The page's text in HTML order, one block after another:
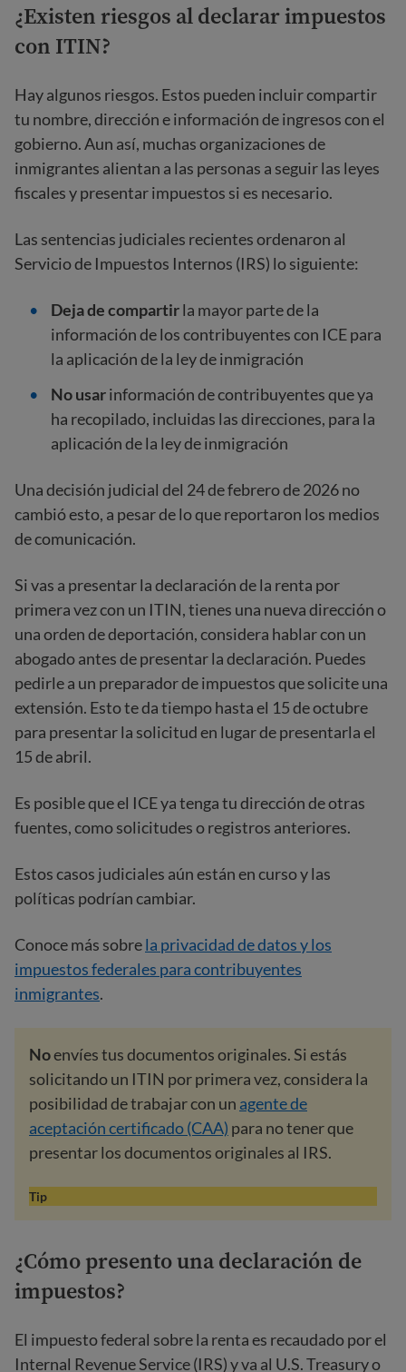
¿Existen riesgos al declarar impuestos
con ITIN?
Hay algunos riesgos. Estos pueden incluir compartir
tu nombre, dirección e información de ingresos con el
gobierno. Aun así, muchas organizaciones de
inmigrantes alientan a las personas a seguir las leyes
fiscales y presentar impuestos si es necesario.
Las sentencias judiciales recientes ordenaron al
Servicio de Impuestos Internos (IRS) lo siguiente:
Deja de compartirla mayor parte de la
información de los contribuyentes con ICE para
la aplicación de la ley de inmigración
No usarinformación de contribuyentes que ya
ha recopilado, incluidas las direcciones, para la
aplicación de la ley de inmigración
Una decisión judicial del 24 de febrero de 2026 no
cambió esto, a pesar de lo que reportaron los medios
de comunicación.
Si vas a presentar la declaración de la renta por
primera vez con un ITIN, tienes una nueva dirección o
una orden de deportación, considera hablar con un
abogado antes de presentar la declaración. Puedes
pedirle a un preparador de impuestos que solicite una
extensión. Esto te da tiempo hasta el 15 de octubre
para presentar la solicitud en lugar de presentarla el
15 de abril.
Es posible que el ICE ya tenga tu dirección de otras
fuentes, como solicitudes o registros anteriores.
Estos casos judiciales aún están en curso y las
políticas podrían cambiar.
Conoce más sobrela privacidad de datos y los
impuestos federales para contribuyentes
inmigrantes.
Noenvíes tus documentos originales. Si estás
solicitando un ITIN por primera vez, considera la
posibilidad de trabajar con un agente de
aceptación certificado (CAA) para no tener que
presentar los documentos originales al IRS.
Tip
¿Cómo presento una declaración de
impuestos?
El impuesto federal sobre la renta es recaudado por el
Internal Revenue Service (IRS) y va al U.S. Treasury o